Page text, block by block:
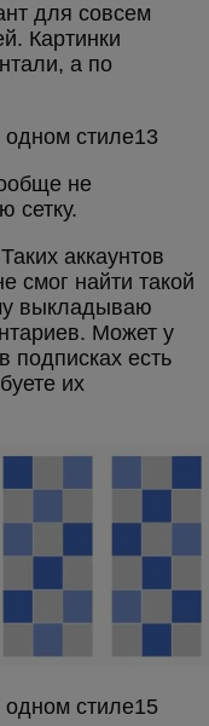
для совсем
Картинки
а по
не
сетку.
аккаунтов
смог найти такой
выкладываю
Может у
подписках есть
их